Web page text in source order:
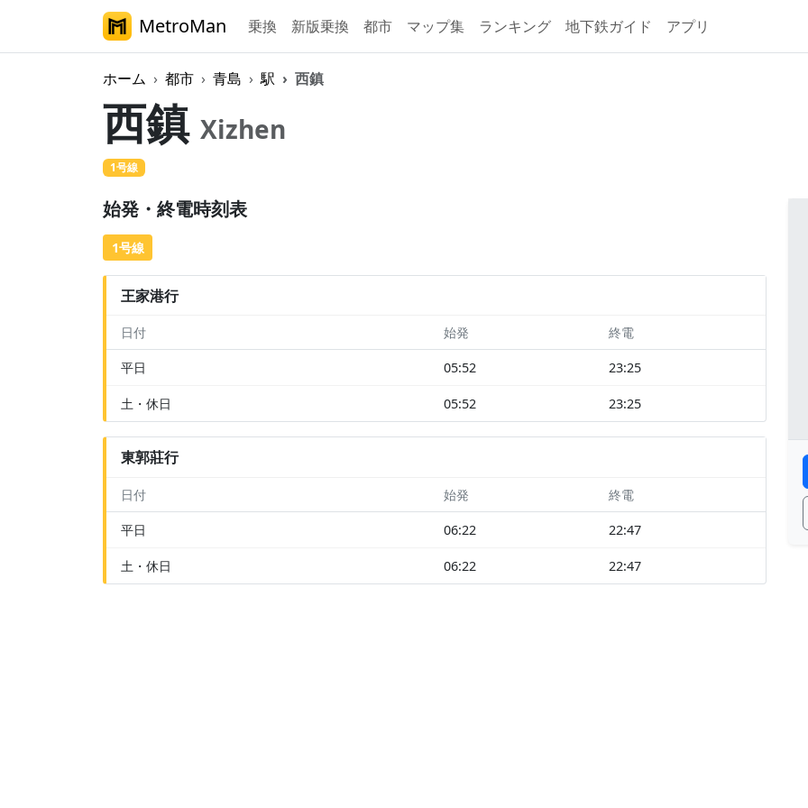
MetroMan 乗換 新版乗換 都市 マップ集 ランキング 地下鉄ガイド アプリ
ホーム 都市 青島 駅 西鎮
西鎮 Xizhen
1号線
始発・終電時刻表
1号線
王家港行
日付 始発 終電
平日 05:52 23:25
土・休日 05:52 23:25
東郭莊行
日付 始発 終電
平日 06:22 22:47
土・休日 06:22 22:47